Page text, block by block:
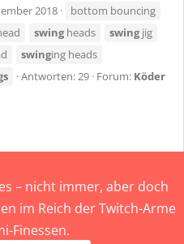
2018
bottom bouncing
swing heads swing jig
swinging heads
Antworten: 29 Forum: Köder
– nicht immer, aber doch
im Reich der Twitch-Arme
Finessen.